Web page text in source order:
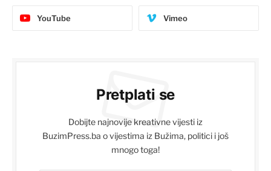
YouTube Vimeo
Pretplati se
Dobijte najnovije kreativne vijesti iz
BuzimPress.ba o vijestima iz Bužima, politici i još
mnogo toga!